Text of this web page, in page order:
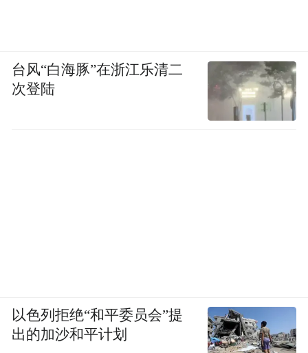
台风“白海豚”在浙江乐清二
次登陆
以色列拒绝“和平委员会”提
出的加沙和平计划